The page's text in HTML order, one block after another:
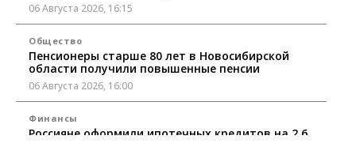
06 Августа 2026, 16:15
Общество
Пенсионеры старше 80 лет в Новосибирской
области получили повышенные пенсии
06 Августа 2026, 16:00
Финансы
Россияне оформили ипотечных кредитов на 2,6